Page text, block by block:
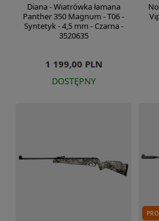
Diana - Wiatrówka łamana
Panther 350 Magnum - T06 -
Syntetyk - 4,5 mm - Czarna -
3520635
1 199,00 PLN
DOSTĘPNY